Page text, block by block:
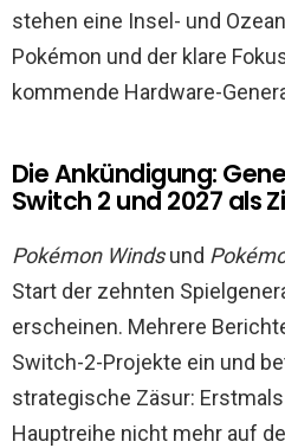
stehen eine Insel- und
Pokémon und der klare
kommende Hardware-
Die Ankündigung:
Switch 2 und 2027 als
Pokémon Windsund
Start der zehnten
erscheinen. Mehrere
Switch-2-Projekte ein und
strategische Zäsur:
Hauptreihe nicht mehr auf